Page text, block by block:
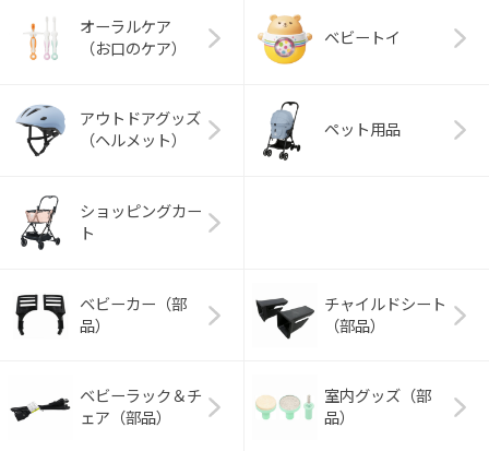
オーラルケア
（お口のケア）
ベビートイ
アウトドアグッズ
（ヘルメット）
ペット用品
ショッピングカー
ト
ベビーカー（部
品）
チャイルドシート
（部品）
ベビーラック＆チ
ェア（部品）
室内グッズ（部
品）